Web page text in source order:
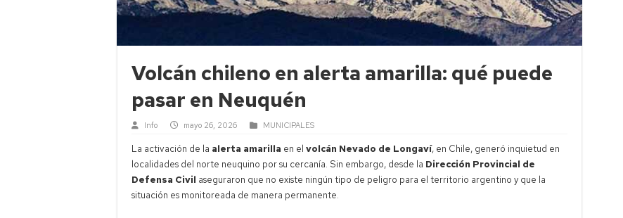
Volcán chileno en alerta amarilla: qué puede
pasar en Neuquén
Info mayo 26, 2026 MUNICIPALES
La activación de la alerta amarilla en el volcán Nevado de Longaví, en Chile, generó inquietud en
localidades del norte neuquino por su cercanía. Sin embargo, desde la Dirección Provincial de
Defensa Civil aseguraron que no existe ningún tipo de peligro para el territorio argentino y que la
situación es monitoreada de manera permanente.